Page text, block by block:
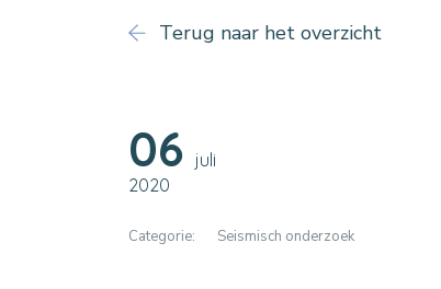
Terug naar het overzicht
06 juli
2020
Categorie: Seismisch onderzoek